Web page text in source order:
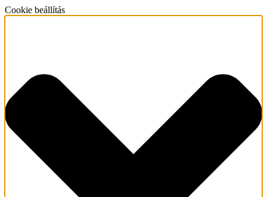
Cookie beállítás